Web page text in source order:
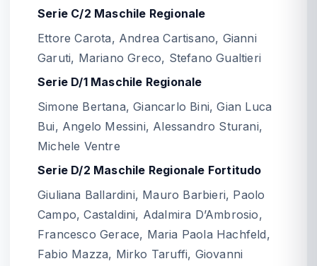
Serie C/2 Maschile Regionale
Ettore Carota, Andrea Cartisano, Gianni
Garuti, Mariano Greco, Stefano Gualtieri
Serie D/1 Maschile Regionale
Simone Bertana, Giancarlo Bini, Gian Luca
Bui, Angelo Messini, Alessandro Sturani,
Michele Ventre
Serie D/2 Maschile Regionale Fortitudo
Giuliana Ballardini, Mauro Barbieri, Paolo
Campo, Castaldini, Adalmira D’Ambrosio,
Francesco Gerace, Maria Paola Hachfeld,
Fabio Mazza, Mirko Taruffi, Giovanni